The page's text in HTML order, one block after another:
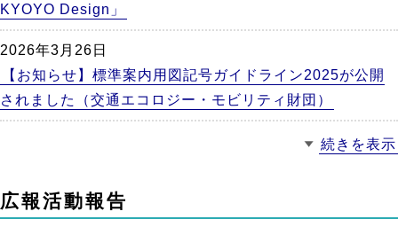
KYOYO Design」
2026年3月26日
【お知らせ】標準案内用図記号ガイドライン2025が公開
されました（交通エコロジー・モビリティ財団）
続きを表示
広報活動報告